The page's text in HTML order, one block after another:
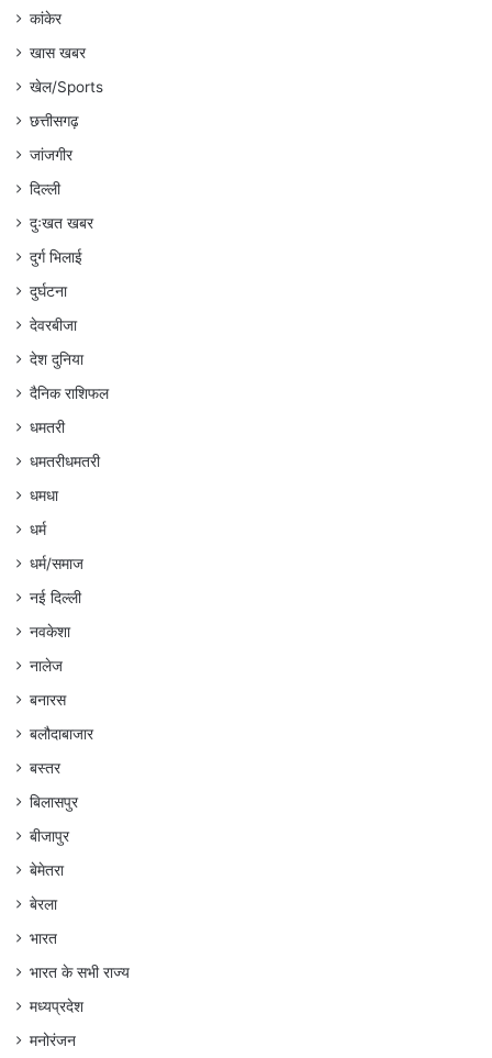
कांकेर
खास खबर
खेल/Sports
छत्तीसगढ़
जांजगीर
दिल्ली
दुःखत खबर
दुर्ग भिलाई
दुर्घटना
देवरबीजा
देश दुनिया
दैनिक राशिफल
धमतरी
धमतरीधमतरी
धमधा
धर्म
धर्म/समाज
नई दिल्ली
नवकेशा
नालेज
बनारस
बलौदाबाजार
बस्तर
बिलासपुर
बीजापुर
बेमेतरा
बेरला
भारत
भारत के सभी राज्य
मध्यप्रदेश
मनोरंजन